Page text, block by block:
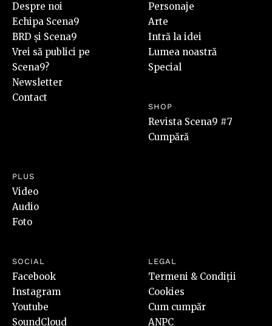
Despre noi
Echipa Scena9
BRD și Scena9
Vrei să publici pe
Scena9?
Newsletter
Contact
Personaje
Arte
Intră la idei
Lumea noastră
Special
SHOP
Revista Scena9 #7
Cumpără
PLUS
Video
Audio
Foto
SOCIAL
Facebook
Instagram
Youtube
SoundCloud
LEGAL
Termeni & Condiții
Cookies
Cum cumpăr
ANPC